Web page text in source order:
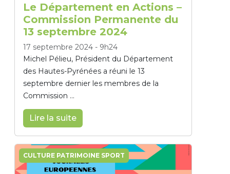
Le Département en Actions –
Commission Permanente du
13 septembre 2024
17 septembre 2024 - 9h24
Michel Pélieu, Président du Département
des Hautes-Pyrénées a réuni le 13
septembre dernier les membres de la
Commission ...
Lire la suite
CULTURE PATRIMOINE SPORT